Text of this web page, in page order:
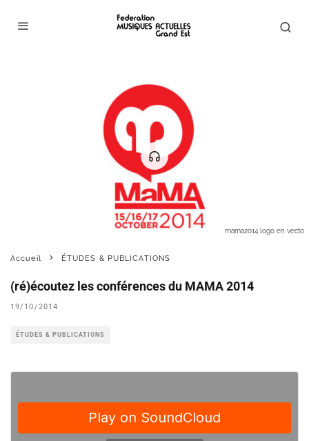
mama2014 logo en vecto
Accueil ÉTUDES & PUBLICATIONS
(ré)écoutez les conférences du MAMA 2014
19/10/2014
ÉTUDES & PUBLICATIONS